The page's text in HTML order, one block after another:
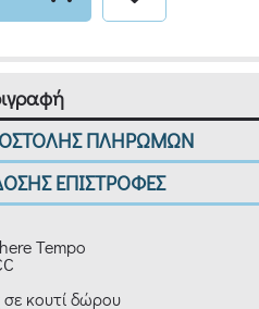
ΠΛΗΡΩΜΩΝ
ΕΠΙΣΤΡΟΦΕΣ
Tempo
κουτί δώρου